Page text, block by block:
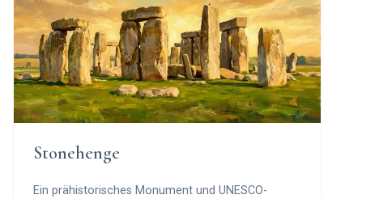
Stonehenge
Ein prähistorisches Monument und UNESCO-